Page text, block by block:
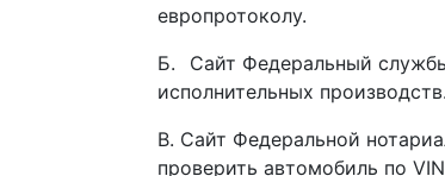
европротоколу.
Б.⠀Сайт Федеральный
исполнительных производств.
В. Сайт Федеральной
проверить автомобиль по